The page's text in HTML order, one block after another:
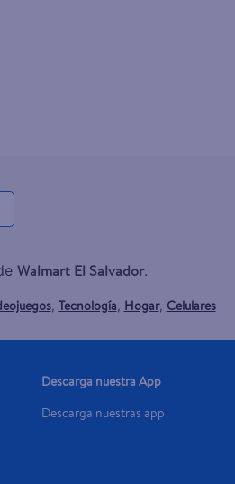
Walmart El Salvador.
, Tecnología, Hogar, Celulares
Descarga nuestra App
Descarga nuestras app